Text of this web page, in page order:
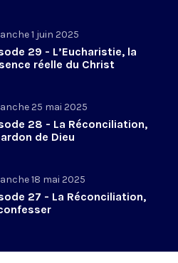
1 juin 2025
29 - L’Eucharistie, la
réelle du Christ
25 mai 2025
28 - La Réconciliation,
de Dieu
18 mai 2025
27 - La Réconciliation,